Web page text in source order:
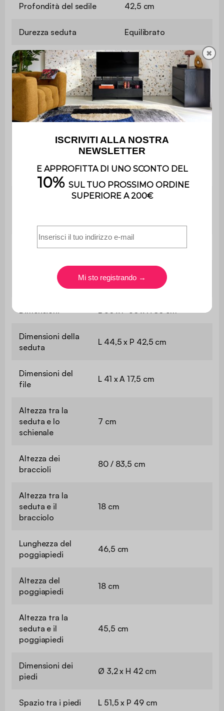
Profondità del sedile 42,5 cm
Durezza seduta Equilibrato
Peso massimo
supportato
110 kg per sedile
Utilizzo Interno
Utilizzo esclusivamente
domestico
Garanzia 2 anni
Il prodotto è già
Peso 7,80 kg
Materiale della
Compensato e acciaio
Dimensioni della
seduta
L 44,5 x P 42,5 cm
Dimensioni del
file
L 41 x A 17,5 cm
Altezza tra la
seduta e lo
schienale
7 cm
Altezza dei
braccioli
80 / 83,5 cm
Altezza tra la
seduta e il
bracciolo
18 cm
Lunghezza del
poggiapiedi
46,5 cm
Altezza del
poggiapiedi
18 cm
Altezza tra la
seduta e il
poggiapiedi
45,5 cm
Dimensioni dei
piedi
Ø 3,2 x H 42 cm
Spazio tra i piedi L 51,5 x P 49 cm
✖